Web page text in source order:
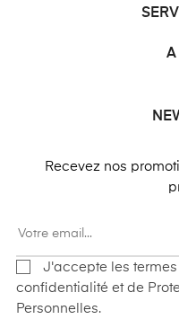
A
Recevez nos
J'accepte les
confidentialité et de
Personnelles.